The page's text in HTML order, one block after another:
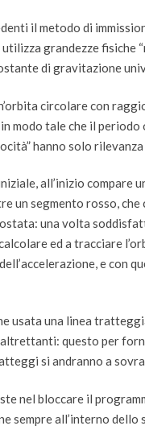
il metodo di
grandezze fisiche
di gravitazione
circolare con
modo tale che il
hanno solo
all’inizio compare
un segmento rosso,
una volta
ed a tracciare
e con
usata una linea
questo per
si andranno a
nel bloccare il
sempre all’interno